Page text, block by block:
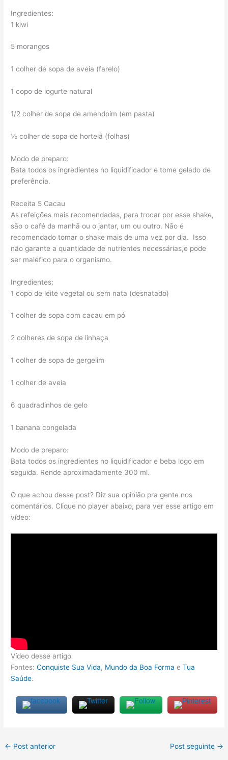
Ingredientes:
1 kiwi
5 morangos
1 colher de sopa de aveia (farelo)
1 copo de iogurte natural
1/2 colher de sopa de amendoim (em pasta)
½ colher de sopa de hortelã (folhas)
Modo de preparo:
Bata todos os ingredientes no liquidificador e tome gelado de
preferência.
Receita 5 Cacau
As refeições mais recomendadas, para trocar por esse shake,
são o café da manhã ou o jantar, um ou outro. Não é
recomendado tomar o shake mais de uma vez por dia. Isso
não garante a quantidade de nutrientes necessárias,e pode
ser maléfico para o organismo.
Ingredientes:
1 copo de leite vegetal ou sem nata (desnatado)
1 colher de sopa com cacau em pó
2 colheres de sopa de linhaça
1 colher de sopa de gergelim
1 colher de aveia
6 quadradinhos de gelo
1 banana congelada
Modo de preparo:
Bata todos os ingredientes no liquidificador e beba logo em
seguida. Rende aproximadamente 300 ml.
O que achou desse post? Diz sua opinião pra gente nos
comentários. Clique no player abaixo, para ver esse artigo em
vídeo:
Vídeo desse artigo
Fontes:Conquiste Sua Vida, Mundo da Boa Forma eTua
Saúde.
← Post anterior Post seguinte →